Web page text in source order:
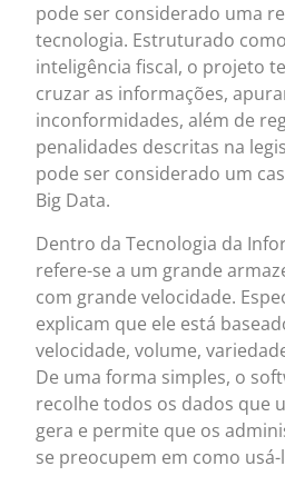
pode ser considerado uma
tecnologia. Estruturado
inteligência fiscal, o projeto
cruzar as informações,
inconformidades, além de
penalidades descritas na
pode ser considerado um
Big Data.
Dentro da Tecnologia da
refere-se a um grande
com grande velocidade.
explicam que ele está
velocidade, volume,
De uma forma simples, o
recolhe todos os dados que
gera e permite que os
se preocupem em como